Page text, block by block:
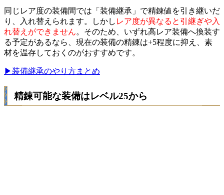
同じレア度の装備間では「装備継承」で精錬値を引き継いだ
り、入れ替えられます。しかし レア度が異なると引継ぎや入
れ替えができません。そのため、いずれ高レア装備へ換装す
る予定があるなら、現在の装備の精錬は+5程度に抑え、素
材を温存しておくのがおすすめです。
▶装備継承のやり方まとめ
精錬可能な装備はレベル25から